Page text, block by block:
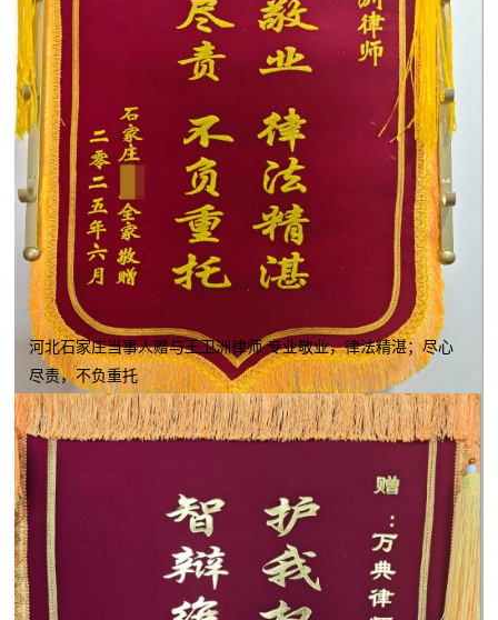
河北石家庄当事人赠与王卫洲律师 专业敬业，律法精湛；尽心
尽责，不负重托